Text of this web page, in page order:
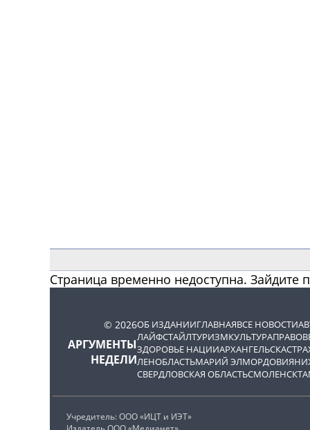
Страница временно недоступна. Зайдите
© 2026
АРГУМЕНТЫ
НЕДЕЛИ
ОБ ИЗДАНИИГЛАВНАЯВСЕ НОВОСТИ
ЛАЙФСТАЙЛТУРИЗМКУЛЬТУРА
ЗДОРОВЬЕ НАЦИИАРХАНГЕЛЬСК
ЛЕНОБЛАСТЬМАРИЙ ЭЛМОРДОВИЯ
СВЕРДЛОВСКАЯ ОБЛАСТЬСМОЛЕНСК
Учредитель: ООО «ИЦТ и ИЭТ»